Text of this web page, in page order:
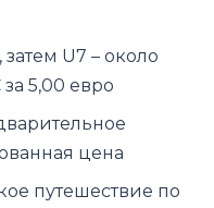
U7 – около
за 5,00 евро
цена
путешествие по